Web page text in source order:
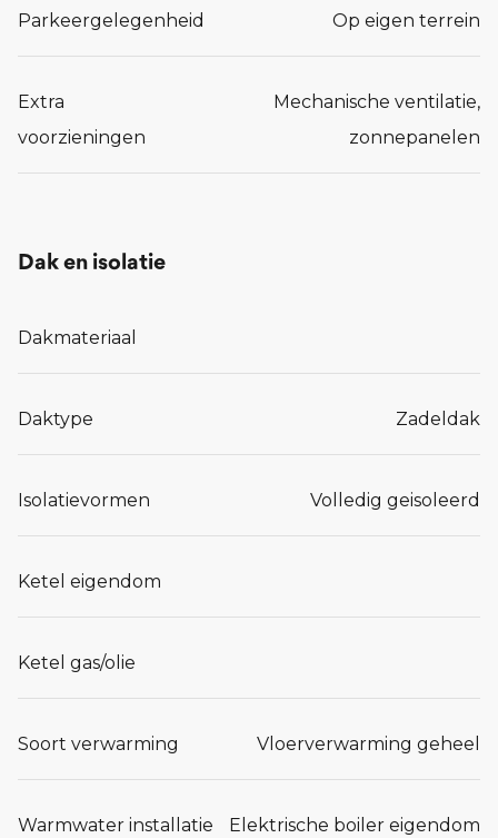
Parkeergelegenheid Op eigen terrein
Extra
voorzieningen
Mechanische ventilatie,
zonnepanelen
Dak en isolatie
Dakmateriaal
Daktype Zadeldak
Isolatievormen Volledig geisoleerd
Ketel eigendom
Ketel gas/olie
Soort verwarming Vloerverwarming geheel
Warmwater installatie Elektrische boiler eigendom